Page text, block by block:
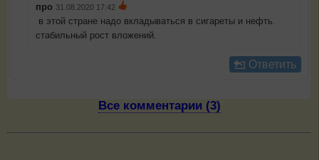
про 31.08.2020 17:42
в этой стране надо вкладываться в сигареты и нефть.
стабильный рост вложений.
Ответить
Все комментарии (3)